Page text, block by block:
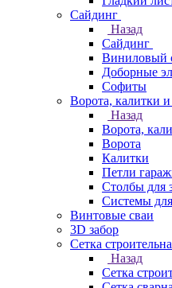
Сайдинг
Назад
Сайдинг
Виниловый
Доборные
Софиты
Ворота, калитки
Назад
Ворота,
Ворота
Калитки
Петли
Столбы для
Системы
Винтовые сваи
3D забор
Сетка
Назад
Сетка